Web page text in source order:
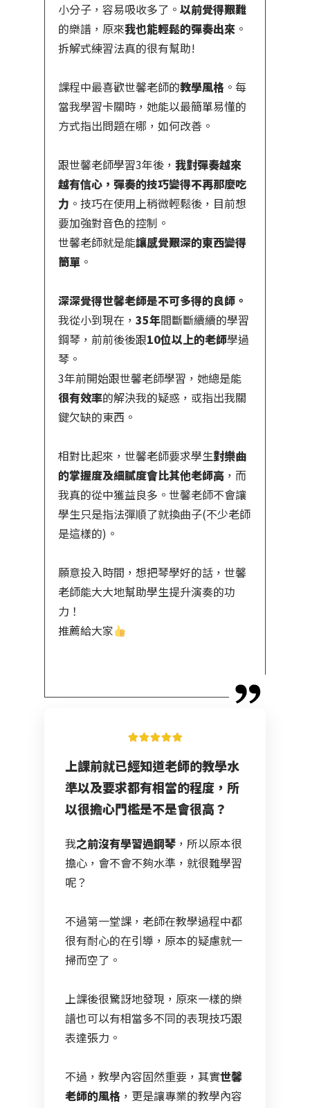
小分子，容易吸收多了。 以前覺得艱難
的樂譜，原來我也能輕鬆的彈奏出來 。
拆解式練習法真的很有幫助!
課程中最喜歡世馨老師的教學風格 。每
當我學習卡關時，她能以最簡單易懂的
方式指出問題在哪，如何改善。
跟世馨老師學習3年後， 我對彈奏越來
越有信心，彈奏的技巧變得不再那麼吃
力 。技巧在使用上稍微輕鬆後，目前想
要加強對音色的控制。
世馨老師就是能讓感覺艱深的東西變得
簡單 。
深深覺得世馨老師是不可多得的良師。
我從小到現在， 35年間斷斷續續的學習
鋼琴，前前後後跟10位以上的老師學過
琴。
3年前開始跟世馨老師學習，她總是能
很有效率的解決我的疑惑，或指出我關
鍵欠缺的東西。
相對比起來，世馨老師要求學生對樂曲
的掌握度及細膩度會比其他老師高 ，而
我真的從中獲益良多。世馨老師不會讓
學生只是指法彈順了就換曲子(不少老師
是這樣的)。
願意投入時間，想把琴學好的話，世馨
老師能大大地幫助學生提升演奏的功
力！
推薦給大家
上課前就已經知道老師的教學水
準以及要求都有相當的程度，所
以很擔心門檻是不是會很高？
我之前沒有學習過鋼琴 ，所以原本很
擔心，會不會不夠水準，就很難學習
呢？
不過第一堂課，老師在教學過程中都
很有耐心的在引導，原本的疑慮就一
掃而空了。
上課後很驚訝地發現，原來一樣的樂
譜也可以有相當多不同的表現技巧跟
表達張力。
不過，教學內容固然重要，其實世馨
老師的風格 ，更是讓專業的教學內容